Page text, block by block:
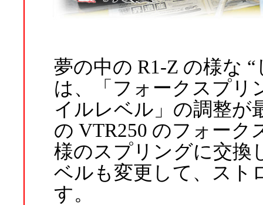
夢の中の R1-Z の様な
は、「フォークスプリ
イルレベル」の調整が
の VTR250 のフォーク
様のスプリングに交換
ベルも変更して、スト
す。